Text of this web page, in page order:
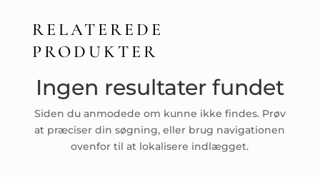
RELATEREDE
PRODUKTER
Ingen resultater fundet
Siden du anmodede om kunne ikke findes. Prøv
at præciser din søgning, eller brug navigationen
ovenfor til at lokalisere indlægget.